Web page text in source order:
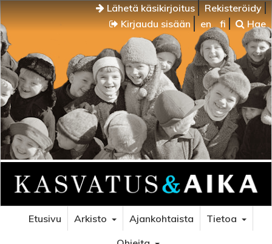
Lähetä käsikirjoitus
Rekisteröidy
Kirjaudu sisään
en fi Hae
Etusivu Arkisto Ajankohtaista
Tietoa